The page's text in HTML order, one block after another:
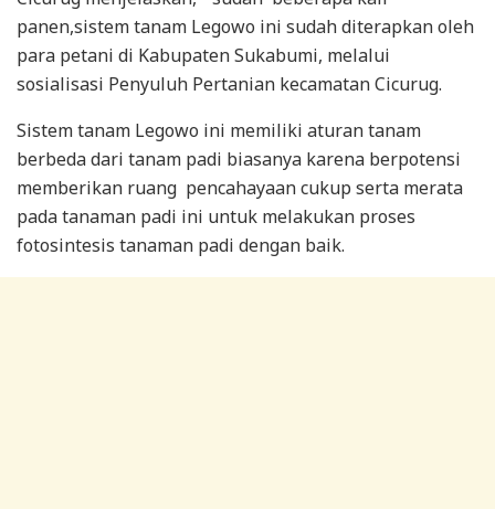
panen,sistem tanam Legowo ini sudah diterapkan oleh
para petani di Kabupaten Sukabumi, melalui
sosialisasi Penyuluh Pertanian kecamatan Cicurug.
Sistem tanam Legowo ini memiliki aturan tanam
berbeda dari tanam padi biasanya karena berpotensi
memberikan ruang pencahayaan cukup serta merata
pada tanaman padi ini untuk melakukan proses
fotosintesis tanaman padi dengan baik.